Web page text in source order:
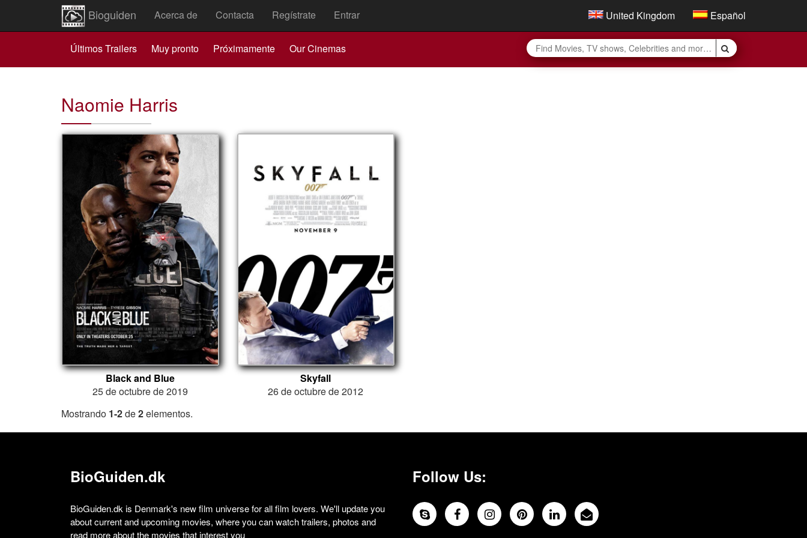
Bioguiden Acerca de Contacta Regístrate Entrar United Kingdom Español
Últimos Trailers Muy pronto Próximamente Our Cinemas
Naomie Harris
Black and Blue
25 de octubre de 2019
Skyfall
26 de octubre de 2012
Mostrando 1-2de2elementos.
BioGuiden.dk
BioGuiden.dk is Denmark's new film universe for all film lovers. We'll update you
about current and upcoming movies, where you can watch trailers, photos and
read more about the movies that interest you
Follow Us: